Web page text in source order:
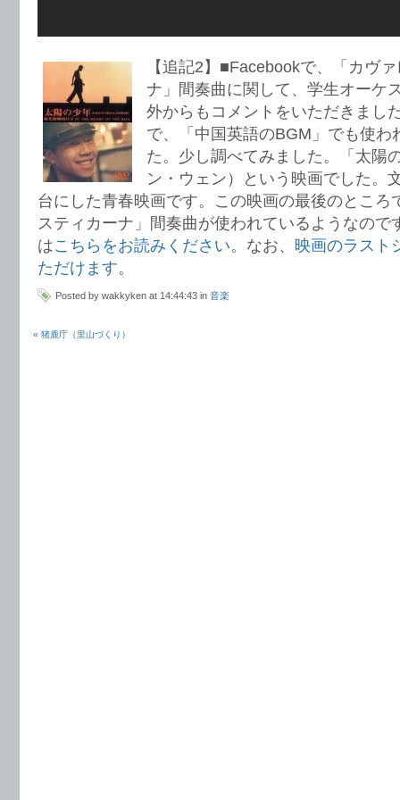
【追記2】■Facebookで、「カヴ
ナ」間奏曲に関して、学生オーケ
外からもコメントをいただきまし
で、「中国英語のBGM」でも使わ
た。少し調べてみました。「太陽
ン・ウェン）という映画でした。
台にした青春映画です。この映画の最後のところ
スティカーナ」間奏曲が使われているようなので
はこちらをお読みください。なお、 映画のラスト
ただけます。
Posted by wakkyken at 14:44:43 in 音楽
« 猪鹿庁（里山づくり）